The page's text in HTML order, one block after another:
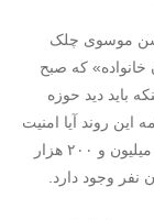
موسوی چلک
که صبح
باید دید حوزه
این روند آیا امنیت
ما را با مشکل مواجه می‌کند یا خیر، اظهار کرد: ۱۵ میلیون و ۲۰۰ هزار
.